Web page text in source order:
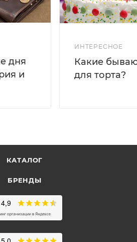
дня
и
ИНТЕРЕСНОЕ
Какие
для торта?
КАТАЛОГ
БРЕНДЫ